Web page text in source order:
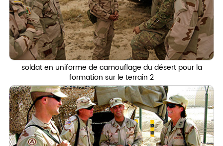
soldat en uniforme de camouflage du désert pour la
formation sur le terrain 2